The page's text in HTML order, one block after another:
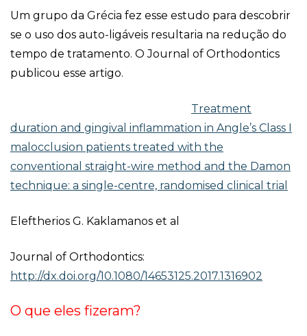
Um grupo da Grécia fez esse estudo para descobrir
se o uso dos auto-ligáveis resultaria na redução do
tempo de tratamento. O Journal of Orthodontics
publicou esse artigo.
Treatment
duration and gingival inflammation in Angle’s Class I
malocclusion patients treated with the
conventional straight-wire method and the Damon
technique: a single-centre, randomised clinical trial
Eleftherios G. Kaklamanos et al
Journal of Orthodontics:
http://dx.doi.org/10.1080/14653125.2017.1316902
O que eles fizeram?